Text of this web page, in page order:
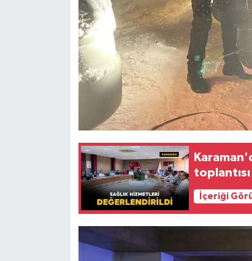
toplantısı
İçeriği